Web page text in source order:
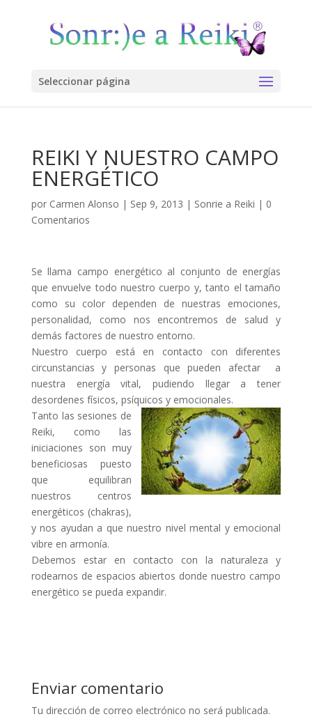
Seleccionar página
REIKI Y NUESTRO CAMPO
ENERGÉTICO
por Carmen Alonso | Sep 9, 2013 | Sonrie a Reiki | 0
Comentarios
Se llama campo energético al conjunto de energías
que envuelve todo nuestro cuerpo y, tanto el tamaño
como su color dependen de nuestras emociones,
personalidad, como nos encontremos de salud y
demás factores de nuestro entorno.
Nuestro cuerpo está en contacto con diferentes
circunstancias y personas que pueden afectar a
nuestra energía vital, pudiendo llegar a tener
desordenes físicos, psíquicos y emocionales.
Tanto las sesiones de
Reiki, como las
iniciaciones son muy
beneficiosas puesto
que equilibran
nuestros centros
energéticos (chakras),
y nos ayudan a que nuestro nivel mental y emocional
vibre en armonía.
Debemos estar en contacto con la naturaleza y
rodearnos de espacios abiertos donde nuestro campo
energético se pueda expandir.
Enviar comentario
Tu dirección de correo electrónico no será publicada.